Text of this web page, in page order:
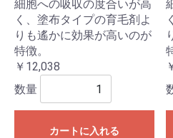
細胞への吸収の度合いが高
く、塗布タイプの育毛剤よ
りも遙かに効果が高いのが
特徴。
￥12,038
数量
カートに入れる